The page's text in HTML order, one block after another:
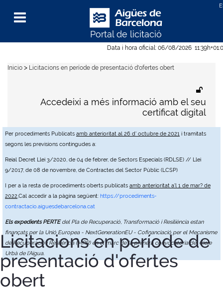
Data i hora oficial: 06/08/2026 11:39h
Per procediments Publicats amb anterioritat al 26 d' octubre de 2021 i tramitats
segons les previsions contingudes a:
Reial Decret Llei 3/2020, de 04 de febrer, de Sectors Especials (RDLSE) // Llei
9/2017, de 08 de novembre, de Contractes del Sector Públic (LCSP)
I per a la resta de procediments oberts publicats amb anterioritat a'l 1 de mar? de
2022,Cal accedir a la pàgina següent: https://procediments-
contractacio.aiguesdebarcelona.cat
Els expedients PERTEdel Pla de Recuperació, Transformació i Resiliència estan
finançats per la Unió Europea - NextGenerationEU - Cofinanciació per el Mecanisme
de Recuperació i Resiliència (MRR) en el marc de la primera convocatòria del Cicle
Urbà de l'Aigua.
Portal de licitació
Menu
Accedeixi a més informació amb el seu
certificat digital
Inicio > Licitacions en període de presentació d'ofertes obert
Licitacions en període de
presentació d'ofertes
obert